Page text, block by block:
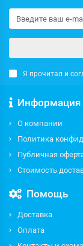
Я прочитал и
Информация
О компании
Политика
Публичная
Стоимость
Помощь
Доставка
Оплата